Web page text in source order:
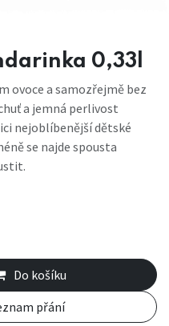
0,33l
ovoce a samozřejmě bez
a jemná perlivost
nejoblíbenější dětské
se najde spousta
Do košíku
přání